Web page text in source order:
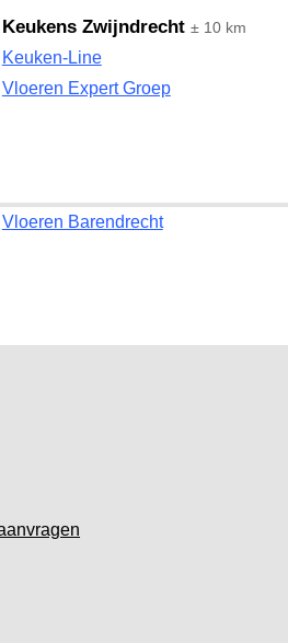
Keukens Zwijndrecht ± 10 km
Keuken-Line
Vloeren Expert Groep
Vloeren Barendrecht